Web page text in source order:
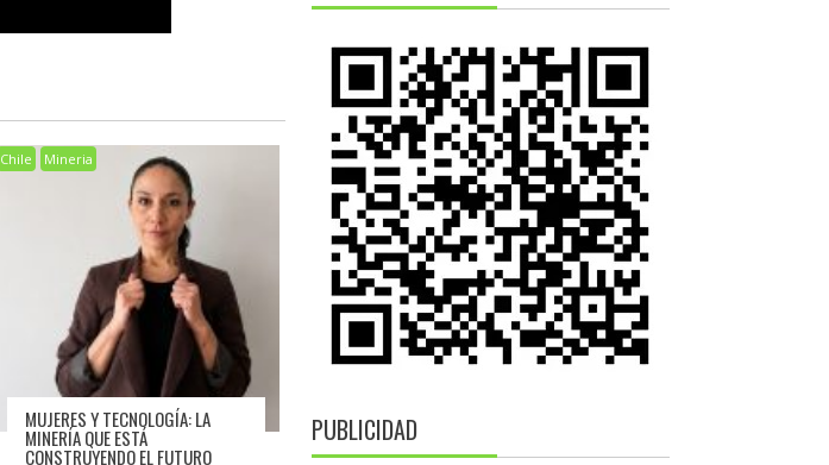
Chile Mineria
MUJERES Y TECNOLOGÍA: LA
MINERÍA QUE ESTÁ
CONSTRUYENDO EL FUTURO
PUBLICIDAD